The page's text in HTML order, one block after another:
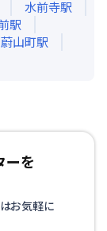
水前寺駅
駅
蔚山町駅
ーを
お気軽に